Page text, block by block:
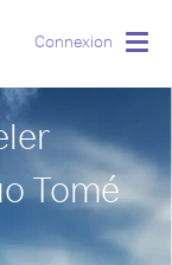
Connexion
Tomé